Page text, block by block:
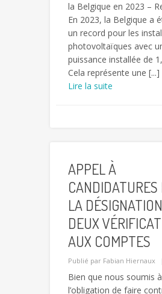
la Belgique en 2023 –
En 2023, la Belgique a
un record pour les
photovoltaïques avec
puissance installée de
Cela représente une [...]
Lire la suite
APPEL À
CANDIDATURES
LA
DEUX
AUX COMPTES
Publié par Fabian Hiernaux
Bien que nous soumis à
l’obligation de faire